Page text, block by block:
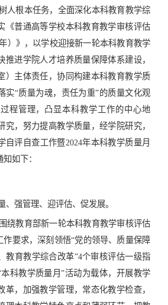
人根本任务，全面深化本科教育教学综
《普通高等学校本科教育教学审核评估
） 》，以学校迎接新一轮本科教育教学
推进学院人才培养质量保障体系建设，
）主体责任，协同构建本科教育教学质
实“质量为魂，责任为重”的质量文化观
程管理，凸显本科教学工作的中心地
究，努力提高教学质量，经学院研究，
自评自查工作暨2024年本科教学质量月
知如下：
、强管理、迎评估、促发展。
绕教育部新一轮本科教育教学审核评估
作要求，深刻领悟“党的领导、质量保障
教育教学综合改革”4个审核评估一级指
科教学质量月”活动为载体，开展教学
革，加强教学管理，常态化教学检查，